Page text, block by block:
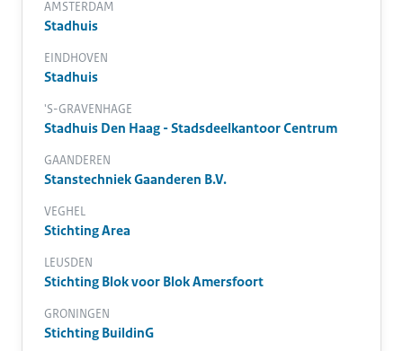
AMSTERDAM
Stadhuis
EINDHOVEN
Stadhuis
'S-GRAVENHAGE
Stadhuis Den Haag - Stadsdeelkantoor Centrum
GAANDEREN
Stanstechniek Gaanderen B.V.
VEGHEL
Stichting Area
LEUSDEN
Stichting Blok voor Blok Amersfoort
GRONINGEN
Stichting BuildinG